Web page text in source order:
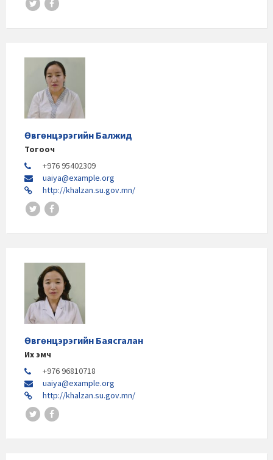
Өвгөнцэрэгийн Балжид
Тогооч
+976 95402309
uaiya@example.org
http://khalzan.su.gov.mn/
Өвгөнцэрэгийн Баясгалан
Их эмч
+976 96810718
uaiya@example.org
http://khalzan.su.gov.mn/